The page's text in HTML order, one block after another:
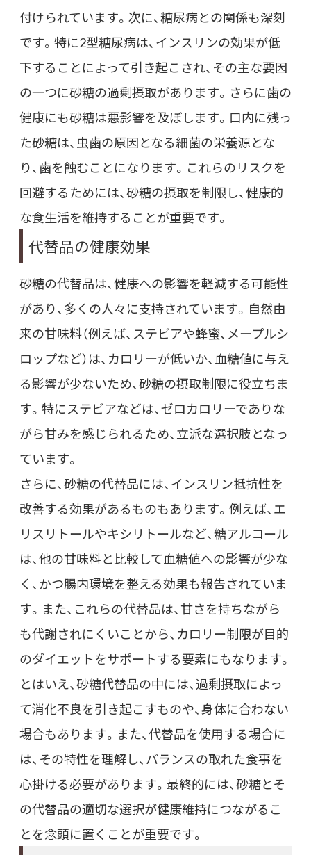
付けられています。次に、糖尿病との関係も深刻
です。特に2型糖尿病は、インスリンの効果が低
下することによって引き起こされ、その主な要因
の一つに砂糖の過剰摂取があります。さらに歯の
健康にも砂糖は悪影響を及ぼします。口内に残っ
た砂糖は、虫歯の原因となる細菌の栄養源とな
り、歯を蝕むことになります。これらのリスクを
回避するためには、砂糖の摂取を制限し、健康的
な食生活を維持することが重要です。
代替品の健康効果
砂糖の代替品は、健康への影響を軽減する可能性
があり、多くの人々に支持されています。自然由
来の甘味料（例えば、ステビアや蜂蜜、メープルシ
ロップなど）は、カロリーが低いか、血糖値に与え
る影響が少ないため、砂糖の摂取制限に役立ちま
す。特にステビアなどは、ゼロカロリーでありな
がら甘みを感じられるため、立派な選択肢となっ
ています。
さらに、砂糖の代替品には、インスリン抵抗性を
改善する効果があるものもあります。例えば、エ
リスリトールやキシリトールなど、糖アルコール
は、他の甘味料と比較して血糖値への影響が少な
く、かつ腸内環境を整える効果も報告されていま
す。また、これらの代替品は、甘さを持ちながら
も代謝されにくいことから、カロリー制限が目的
のダイエットをサポートする要素にもなります。
とはいえ、砂糖代替品の中には、過剰摂取によっ
て消化不良を引き起こすものや、身体に合わない
場合もあります。また、代替品を使用する場合に
は、その特性を理解し、バランスの取れた食事を
心掛ける必要があります。最終的には、砂糖とそ
の代替品の適切な選択が健康維持につながるこ
とを念頭に置くことが重要です。